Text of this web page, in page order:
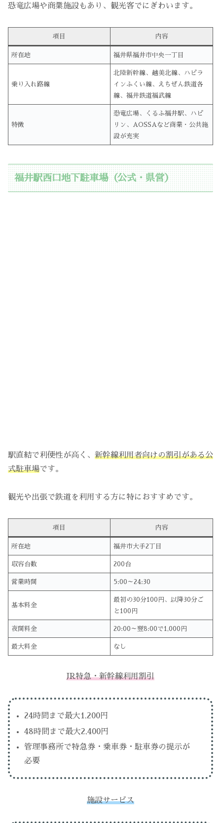
恐竜広場や商業施設もあり、観光客でにぎわいます。
項目 内容
所在地 福井県福井市中央一丁目
乗り入れ路線
北陸新幹線、越美北線、ハピラ
インふくい線、えちぜん鉄道各
線、福井鉄道福武線
特徴
恐竜広場、くるふ福井駅、ハピ
リン、AOSSAなど商業・公共施
設が充実
福井駅西口地下駐車場（公式・県営）
駅直結で利便性が高く、 新幹線利用者向けの割引がある公
式駐車場です。
観光や出張で鉄道を利用する方に特におすすめです。
項目 内容
所在地 福井市大手2丁目
収容台数 200台
営業時間 5:00～24:30
基本料金
最初の30分100円、以降30分ご
と100円
夜間料金 20:00～翌8:00で1,000円
最大料金 なし
JR特急・新幹線利用割引
24時間まで最大1,200円
48時間まで最大2,400円
管理事務所で特急券・乗車券・駐車券の提示が
必要
施設サービス